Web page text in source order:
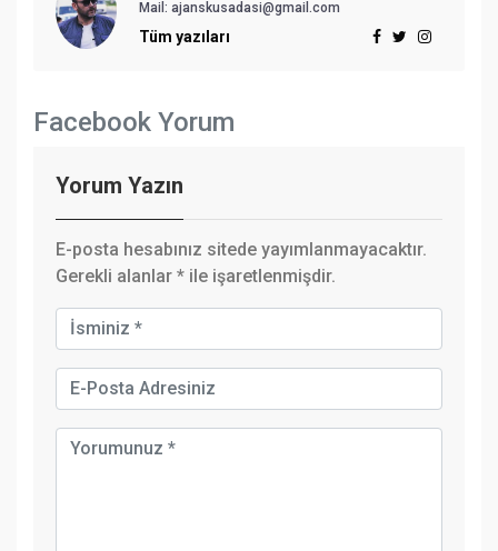
Mail: ajanskusadasi@gmail.com
Tüm yazıları
Facebook Yorum
Yorum Yazın
E-posta hesabınız sitede yayımlanmayacaktır.
Gerekli alanlar * ile işaretlenmişdir.